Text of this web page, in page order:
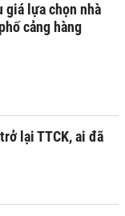
giá lựa chọn nhà
cảng hàng
lại TTCK, ai đã